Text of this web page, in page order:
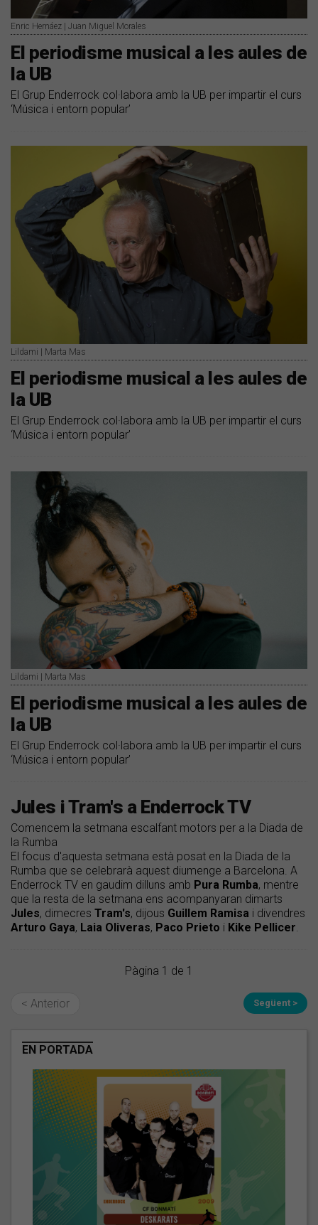
Enric Hernáez | Juan Miguel Morales
El periodisme musical a les aules de
la UB
El Grup Enderrock col·labora amb la UB per impartir el curs
‘Música i entorn popular’
Lildami | Marta Mas
El periodisme musical a les aules de
la UB
El Grup Enderrock col·labora amb la UB per impartir el curs
‘Música i entorn popular’
Lildami | Marta Mas
El periodisme musical a les aules de
la UB
El Grup Enderrock col·labora amb la UB per impartir el curs
‘Música i entorn popular’
Jules i Tram's a Enderrock TV
Comencem la setmana escalfant motors per a la Diada de
la Rumba
El focus d'aquesta setmana està posat en la Diada de la
Rumba que se celebrarà aquest diumenge a Barcelona. A
Enderrock TV en gaudim dilluns amb Pura Rumba, mentre
que la resta de la setmana ens acompanyaran dimarts
Jules, dimecres Tram's, dijous Guillem Ramisa i divendres
Arturo Gaya, Laia Oliveras, Paco Prieto i Kike Pellicer.
Pàgina 1 de 1
< Anterior Següent >
EN PORTADA